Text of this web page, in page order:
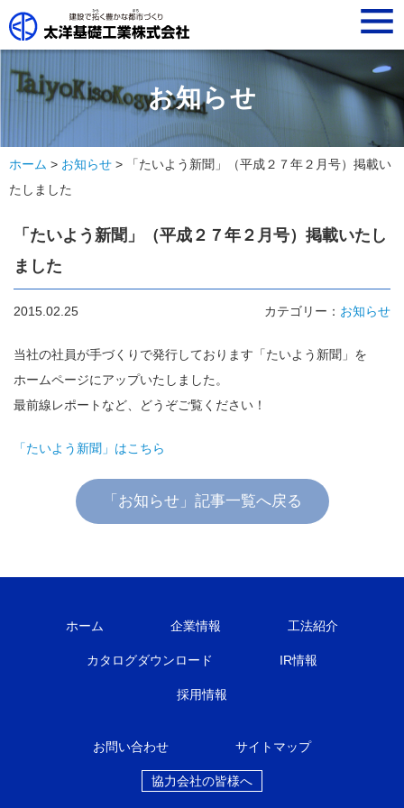
t
o
g
g
e
n
a
g
t
お知らせ
ホーム > お知らせ > 「たいよう新聞」（平成２７年２月号）掲載い
たしました
「たいよう新聞」（平成２７年２月号）掲載いたし
ました
2015.02.25 カテゴリー： お知らせ
当社の社員が手づくりで発行しております「たいよう新聞」を
ホームページにアップいたしました。
最前線レポートなど、どうぞご覧ください！
「たいよう新聞」はこちら
「お知らせ」記事一覧へ戻る
ホーム 企業情報 工法紹介
カタログダウンロード IR情報
採用情報
お問い合わせ サイトマップ
協力会社の皆様へ